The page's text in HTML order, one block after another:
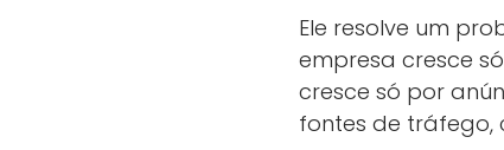
Ele resolve um
empresa cresce
cresce só por
fontes de tráfego,